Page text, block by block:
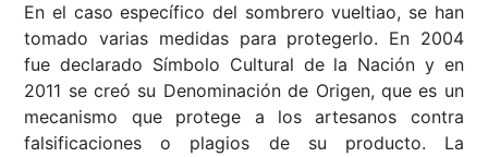
En el caso específico del sombrero vueltiao, se han
tomado varias medidas para protegerlo. En 2004
fue declarado Símbolo Cultural de la Nación y en
2011 se creó su Denominación de Origen, que es un
mecanismo que protege a los artesanos contra
falsificaciones o plagios de su producto. La